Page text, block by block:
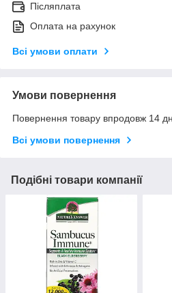
Післяплата
Оплата на рахунок
Всі умови оплати
Умови повернення
Повернення товару впродовж 14
Всі умови повернення
Подібні товари компанії